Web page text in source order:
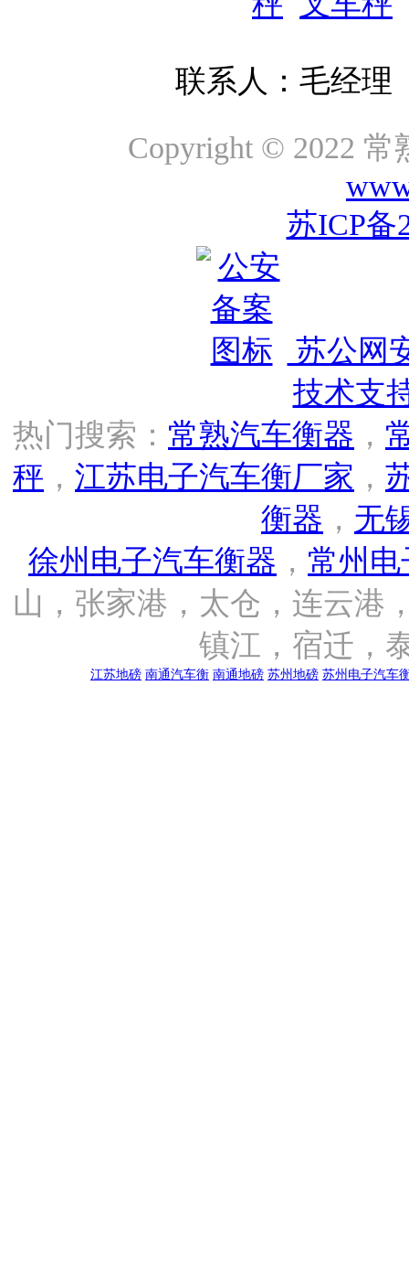
联系人：毛经理
Copyright © 2022
苏ICP备
苏公网
技术支
热门搜索： 常熟汽车衡器 ，
秤 ， 江苏电子汽车衡厂家 ，
衡器 ， 无
徐州电子汽车衡器 ， 常州
山，张家港，太仓，连云港
镇江，宿迁，
江苏地磅 南通汽车衡 南通地磅 苏州地磅 苏州电子汽车